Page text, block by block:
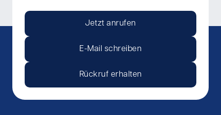
Jetzt anrufen
E-Mail schreiben
Rückruf erhalten